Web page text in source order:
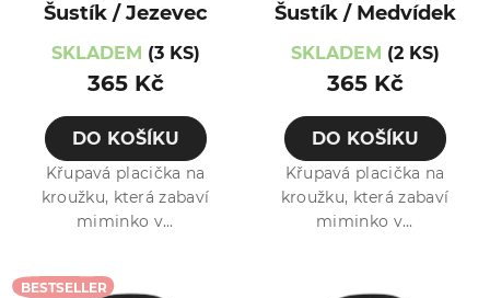
Šustík / Jezevec
SKLADEM (3 KS)
365 Kč
DO KOŠÍKU
Křupavá placička na
kroužku, která zabaví
miminko v...
Šustík / Medvídek
SKLADEM (2 KS)
365 Kč
DO KOŠÍKU
Křupavá placička na
kroužku, která zabaví
miminko v...
BESTSELLER